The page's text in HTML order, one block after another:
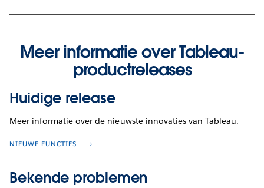
Meer informatie over Tableau-
productreleases
Huidige release
Meer informatie over de nieuwste innovaties van Tableau.
NIEUWE FUNCTIES
Bekende problemen